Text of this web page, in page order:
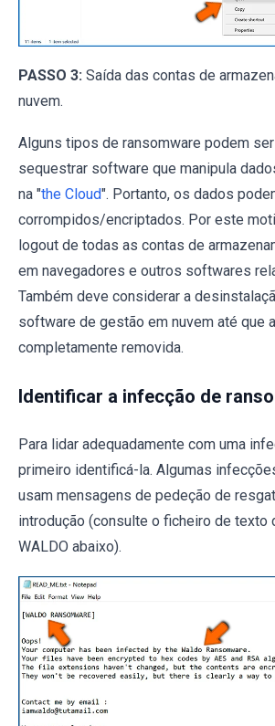
PASSO 3: Saída das contas de
nuvem.
Alguns tipos de ransomware podem
sequestrar software que manipula
na "the Cloud". Portanto, os dados
corrompidos/encriptados. Por este
logout de todas as contas de
em navegadores e outros softwares
Também deve considerar a
software de gestão em nuvem até que
completamente removida.
Identificar a infecção de
Para lidar adequadamente com uma
primeiro identificá-la. Algumas
usam mensagens de pedeção de
introdução (consulte o ficheiro de texto
WALDO abaixo).